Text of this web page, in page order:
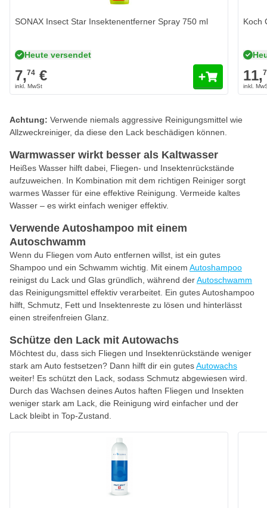
SONAX Insect Star Insektenentferner Spray 750 ml
Heute versendet
7,74 €
Koch
11,
Achtung: Verwende niemals aggressive Reinigungsmittel wie
Allzweckreiniger, da diese den Lack beschädigen können.
Warmwasser wirkt besser als Kaltwasser
Heißes Wasser hilft dabei, Fliegen- und Insektenrückstände
aufzuweichen. In Kombination mit dem richtigen Reiniger sorgt
warmes Wasser für eine effektive Reinigung. Vermeide kaltes
Wasser – es wirkt einfach weniger effektiv.
Verwende Autoshampoo mit einem
Autoschwamm
Wenn du Fliegen vom Auto entfernen willst, ist ein gutes
Shampoo und ein Schwamm wichtig. Mit einem Autoshampoo
reinigst du Lack und Glas gründlich, während derAutoschwamm
das Reinigungsmittel effektiv verarbeitet. Ein gutes Autoshampoo
hilft, Schmutz, Fett und Insektenreste zu lösen und hinterlässt
einen streifenfreien Glanz.
Schütze den Lack mit Autowachs
Möchtest du, dass sich Fliegen und Insektenrückstände weniger
stark am Auto festsetzen? Dann hilft dir ein gutesAutowachs
weiter! Es schützt den Lack, sodass Schmutz abgewiesen wird.
Durch das Wachsen deines Autos haften Fliegen und Insekten
weniger stark am Lack, die Reinigung wird einfacher und der
Lack bleibt in Top-Zustand.